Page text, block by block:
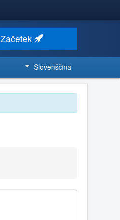
Začetek
Slovenščina